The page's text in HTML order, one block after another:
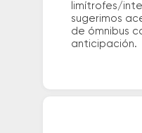
limítrofes/
sugerimos
de ómnibus
anticipación.